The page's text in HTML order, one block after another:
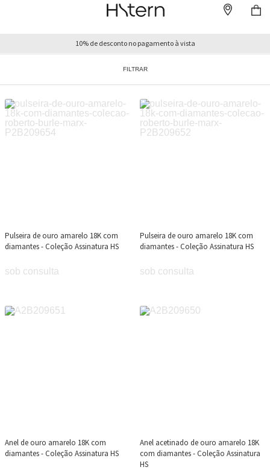
10% de desconto no pagamento à vista
FILTRAR
Pulseira de ouro amarelo 18K com
diamantes - Coleção Assinatura HS
sob consulta
Pulseira de ouro amarelo 18K com
diamantes - Coleção Assinatura HS
sob consulta
Anel de ouro amarelo 18K com
diamantes - Coleção Assinatura HS
Anel acetinado de ouro amarelo 18K
com diamantes - Coleção Assinatura
HS